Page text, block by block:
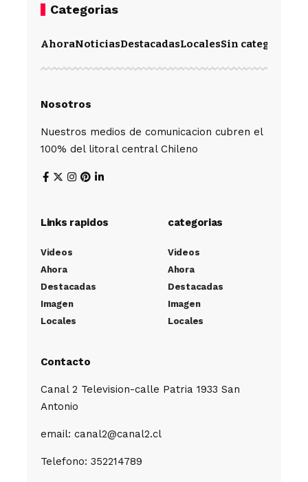
Categorias
AhoraNoticiasDestacadasLocalesSin categoría
Nosotros
Nuestros medios de comunicacion cubren el
100% del litoral central Chileno
Links rapidos
Videos
Ahora
Destacadas
Imagen
Locales
categorias
Videos
Ahora
Destacadas
Imagen
Locales
Contacto
Canal 2 Television-calle Patria 1933 San
Antonio
email: canal2@canal2.cl
Telefono: 352214789